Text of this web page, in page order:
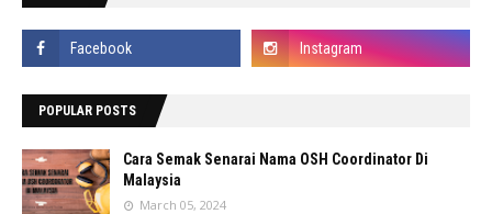
POPULAR POSTS
Cara Semak Senarai Nama OSH Coordinator Di
Malaysia
March 05, 2024